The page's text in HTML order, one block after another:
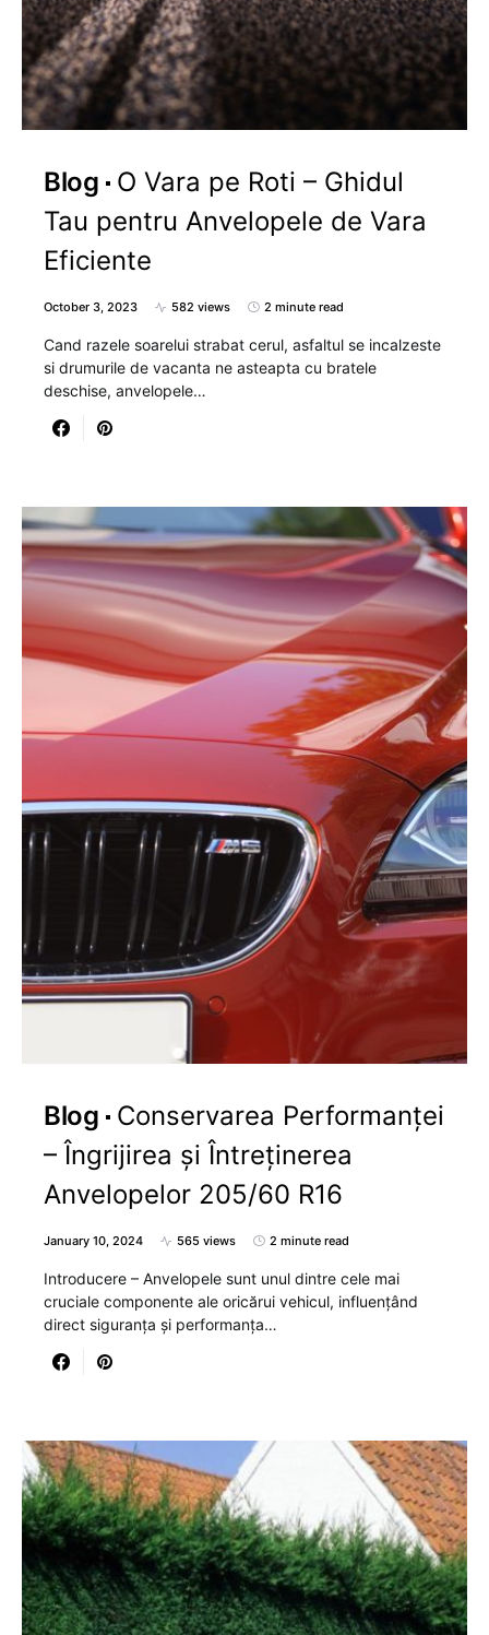
Blog
O Vara pe Roti – Ghidul
Tau pentru Anvelopele de Vara
Eficiente
October 3, 2023 582 views 2 minute read
Cand razele soarelui strabat cerul, asfaltul se incalzeste
si drumurile de vacanta ne asteapta cu bratele
deschise, anvelopele…
Blog
Conservarea Performanței
– Îngrijirea și Întreținerea
Anvelopelor 205/60 R16
January 10, 2024 565 views 2 minute read
Introducere – Anvelopele sunt unul dintre cele mai
cruciale componente ale oricărui vehicul, influențând
direct siguranța și performanța…